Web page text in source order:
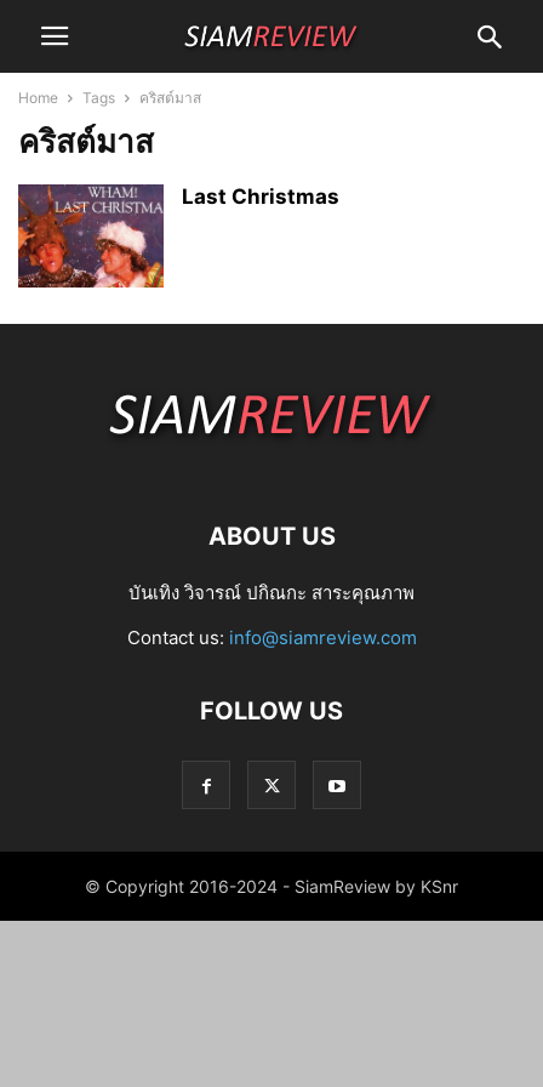
Home Tags คริสต์มาส
คริสต์มาส
Last Christmas
ABOUT US
บันเทิง วิจารณ์ ปกิณกะ สาระคุณภาพ
Contact us: info@siamreview.com
FOLLOW US
© Copyright 2016-2024 - SiamReview by KSnr